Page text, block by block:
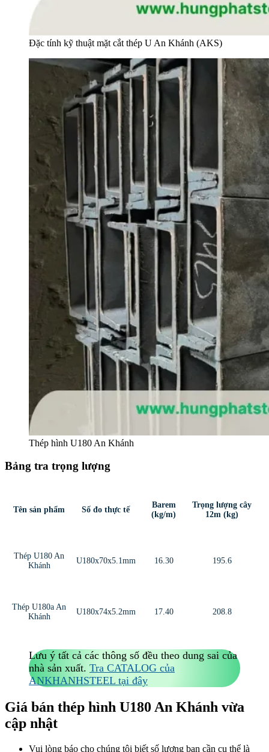
Đặc tính kỹ thuật mặt cắt thép U An Khánh (AKS)
Thép hình U180 An Khánh
Bảng tra trọng lượng
Tên sản phẩm Số đo thực tế
Barem
(kg/m)
Trọng lượng cây
12m (kg)
Thép U180 An
Khánh
U180x70x5.1mm 16.30 195.6
Thép U180a An
Khánh
U180x74x5.2mm 17.40 208.8
Lưu ý tất cả các thông số đều theo dung sai của
nhà sản xuất. Tra CATALOG của
ANKHANHSTEEL tại đây
Giá bán thép hình U180 An Khánh vừa
cập nhật
Vui lòng báo cho chúng tôi biết số lượng bạn cần cụ thể là